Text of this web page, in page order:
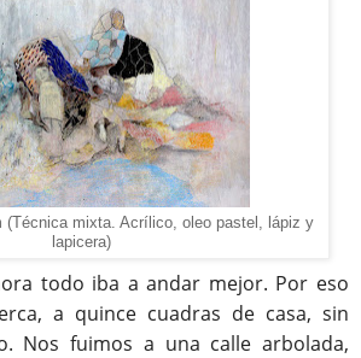
(Técnica mixta. Acrílico, oleo pastel, lápiz y
lapicera)
todo iba a andar mejor. Por eso
a quince cuadras de casa, sin
Nos fuimos a una calle arbolada,